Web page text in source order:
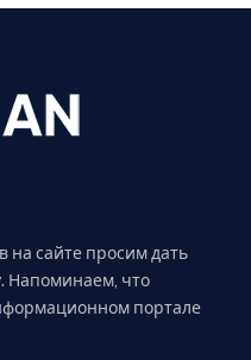
на сайте просим дать
Напоминаем, что
портале